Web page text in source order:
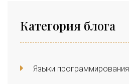
Категория блога
Языки программирования